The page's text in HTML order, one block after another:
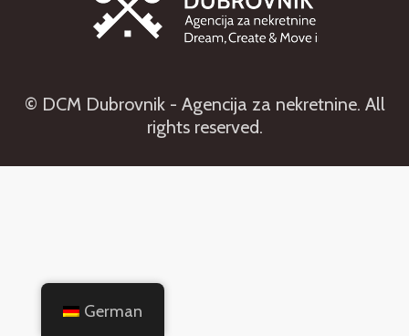
© DCM Dubrovnik - Agencija za nekretnine. All
rights reserved.
German